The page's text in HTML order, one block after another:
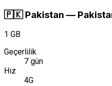
🇵🇰 Pakistan —
1 GB
Geçerlilik
7 gün
Hız
4G